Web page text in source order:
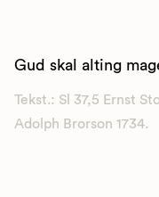
Gud skal alting
Tekst.: Sl 37,5 Ernst
Adolph Brorson 1734.